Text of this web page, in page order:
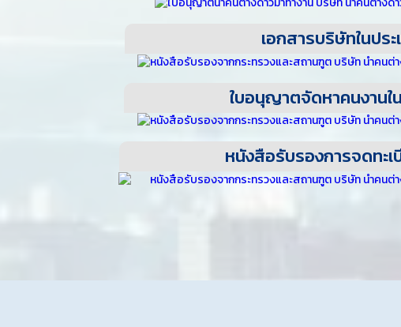
เอกสารบริษัทในปร
ใบอนุญาตจัดหาคนงานใ
หนังสือรับรองการจดทะ